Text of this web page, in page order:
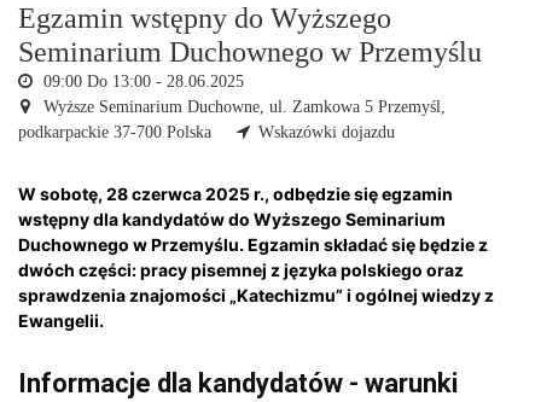
Egzamin wstępny do Wyższego
Seminarium Duchownego w Przemyślu
09:00 Do 13:00 - 28.06.2025
Wyższe Seminarium Duchowne, ul. Zamkowa 5 Przemyśl,
podkarpackie 37-700 Polska
Wskazówki dojazdu
W sobotę, 28 czerwca 2025 r., odbędzie się egzamin
wstępny dla kandydatów do Wyższego Seminarium
Duchownego w Przemyślu. Egzamin składać się będzie z
dwóch części: pracy pisemnej z języka polskiego oraz
sprawdzenia znajomości „Katechizmu” i ogólnej wiedzy z
Ewangelii.
Informacje dla kandydatów - warunki